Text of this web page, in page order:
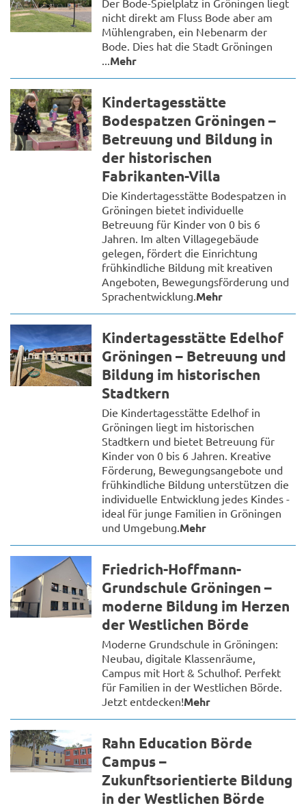
Der Bode-Spielplatz in Gröningen liegt
nicht direkt am Fluss Bode aber am
Mühlengraben, ein Nebenarm der
Bode. Dies hat die Stadt Gröningen
...Mehr
Kindertagesstätte
Bodespatzen Gröningen –
Betreuung und Bildung in
der historischen
Fabrikanten-Villa
Die Kindertagesstätte Bodespatzen in
Gröningen bietet individuelle
Betreuung für Kinder von 0 bis 6
Jahren. Im alten Villagegebäude
gelegen, fördert die Einrichtung
frühkindliche Bildung mit kreativen
Angeboten, Bewegungsförderung und
Sprachentwicklung.Mehr
Kindertagesstätte Edelhof
Gröningen – Betreuung und
Bildung im historischen
Stadtkern
Die Kindertagesstätte Edelhof in
Gröningen liegt im historischen
Stadtkern und bietet Betreuung für
Kinder von 0 bis 6 Jahren. Kreative
Förderung, Bewegungsangebote und
frühkindliche Bildung unterstützen die
individuelle Entwicklung jedes Kindes -
ideal für junge Familien in Gröningen
und Umgebung.Mehr
Friedrich-Hoffmann-
Grundschule Gröningen –
moderne Bildung im Herzen
der Westlichen Börde
Moderne Grundschule in Gröningen:
Neubau, digitale Klassenräume,
Campus mit Hort & Schulhof. Perfekt
für Familien in der Westlichen Börde.
Jetzt entdecken!Mehr
Rahn Education Börde
Campus –
Zukunftsorientierte Bildung
in der Westlichen Börde